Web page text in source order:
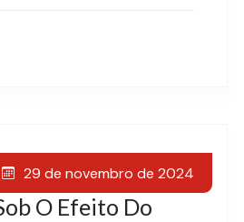
Por
O Efeito Do
29 de novembro de 2024